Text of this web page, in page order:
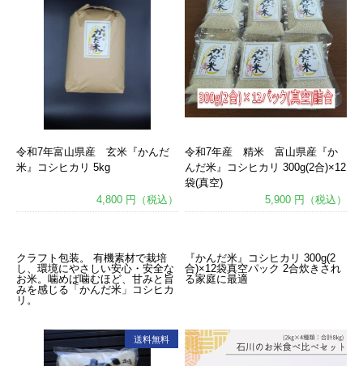
令和7年富山県産 玄米『かんだ
米』コシヒカリ 5kg
4,800 円（税込）
クラフト包装。 有機素材で栽培
し、環境にやさしい安心・安全な
お米。噛めば噛むほど、甘みと旨
みを感じる「かんだ米」コシヒカ
リ。
令和7年産 精米 富山県産『か
んだ米』コシヒカリ 300g(2合)×12
袋(真空)
5,900 円（税込）
『かんだ米』コシヒカリ 300g(2
合)×12袋真空パック 2合炊きされ
る家庭に最適
送料無料